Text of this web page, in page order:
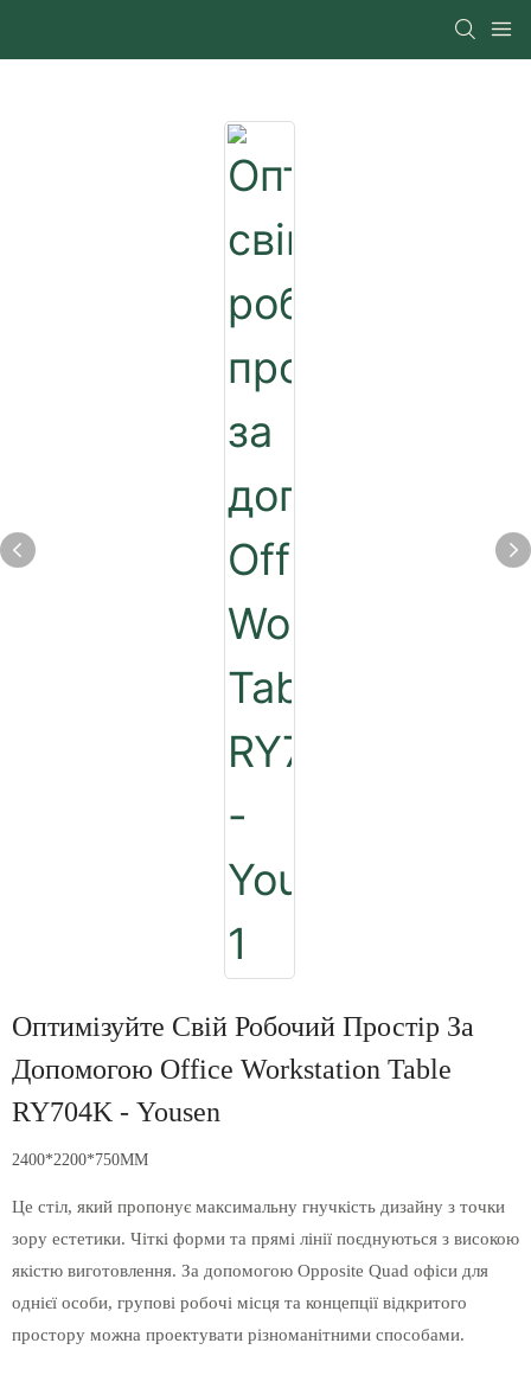
Оптимізуйте Свій Робочий Простір За
Допомогою Office Workstation Table
RY704K - Yousen
2400*2200*750MM
Це стіл, який пропонує максимальну гнучкість дизайну з точки
зору естетики. Чіткі форми та прямі лінії поєднуються з високою
якістю виготовлення. За допомогою Opposite Quad офіси для
однієї особи, групові робочі місця та концепції відкритого
простору можна проектувати різноманітними способами.